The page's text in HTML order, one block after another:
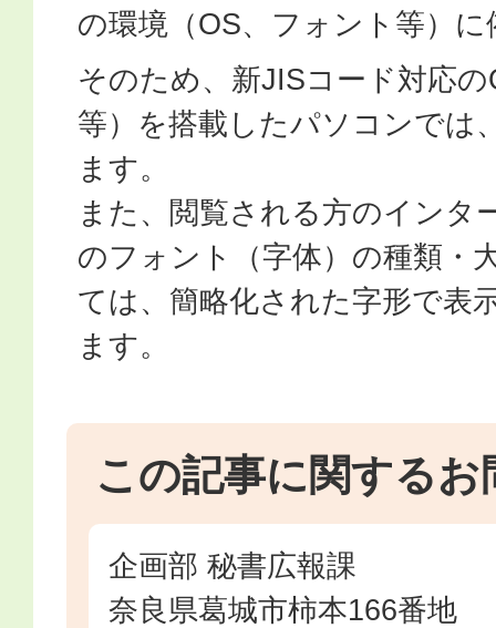
の環境（OS、フォント等）
そのため、新JISコード対応
等）を搭載したパソコンでは
ます。
また、閲覧される方のインタ
のフォント（字体）の種類・
ては、簡略化された字形で表
ます。
この記事に関するお
企画部 秘書広報課
奈良県葛城市柿本166番地